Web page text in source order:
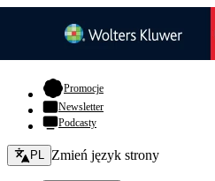
Promocje- otwiera się w nowej karcie
Newsletter
Podcasty
Zmień język - bieżący:
PL Zmień język strony